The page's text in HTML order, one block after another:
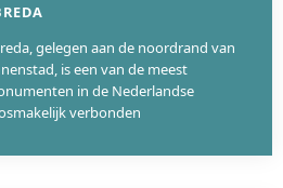
gelegen aan de noordrand van
is een van de meest
in de Nederlandse
verbonden